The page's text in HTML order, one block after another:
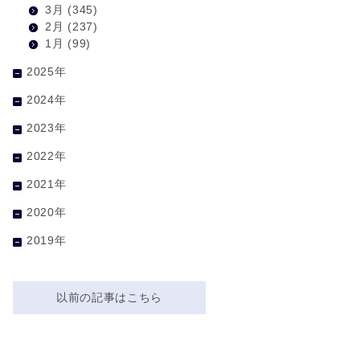
3月 (345)
2月 (237)
1月 (99)
2025年
2024年
2023年
2022年
2021年
2020年
2019年
以前の記事はこちら